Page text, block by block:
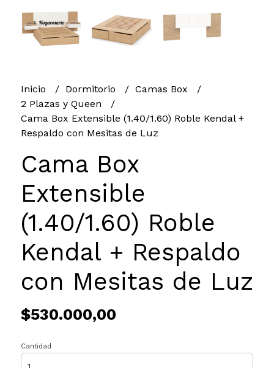
Inicio Dormitorio
Camas Box
2 Plazas y Queen
Cama Box Extensible (1.40/1.60) Roble Kendal +
Respaldo con Mesitas de Luz
Cama Box
Extensible
(1.40/1.60) Roble
Kendal + Respaldo
con Mesitas de Luz
$530.000,00
Cantidad